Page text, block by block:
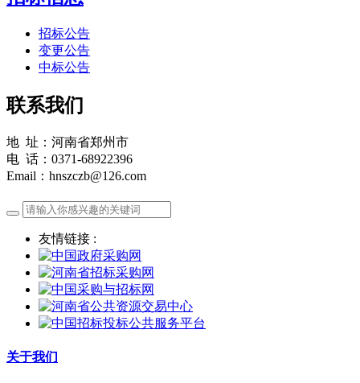
招标公告
变更公告
中标公告
联系我们
地 址：河南省郑州市
电 话：0371-68922396
Email：hnszczb@126.com
友情链接 :
关于我们